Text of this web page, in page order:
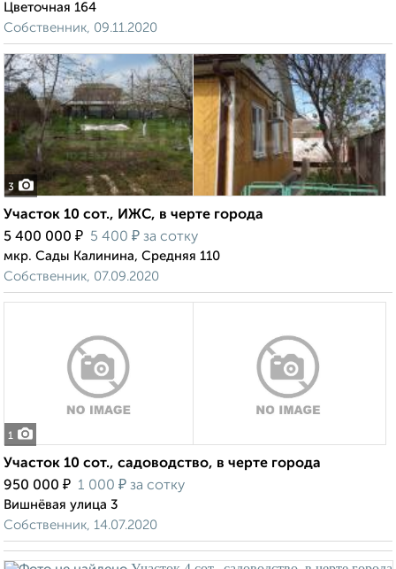
Цветочная 164
Собственник, 09.11.2020
3
Участок 10 сот., ИЖС, в черте города
5 400 000 ₽ 5 400 ₽ за сотку
мкр. Сады Калинина, Средняя 110
Собственник, 07.09.2020
1
Участок 10 сот., садоводство, в черте города
950 000 ₽ 1 000 ₽ за сотку
Вишнёвая улица 3
Собственник, 14.07.2020